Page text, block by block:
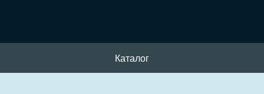
Каталог